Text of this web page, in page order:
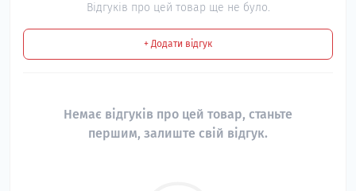
Відгуків про цей товар ще не було.
+ Додати відгук
Немає відгуків про цей товар, станьте
першим, залиште свій відгук.